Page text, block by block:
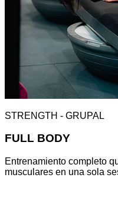
STRENGTH - GRUPAL
FULL BODY
Entrenamiento completo
musculares en una sola